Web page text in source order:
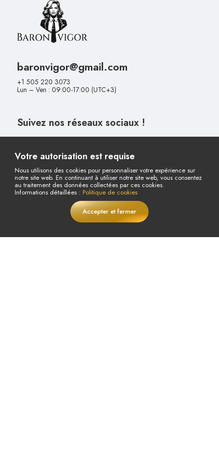
baronvigor@gmail.com
+1 505 220 3073
Lun – Ven : 09:00-17:00 (UTC+3)
Suivez nos réseaux sociaux !
Conditions d'Annulation et de
Contrat de Vente à Distance
Paiement et Livraison
Notice sur la Protection des
Votre autorisation est requise
Nous utilisons des cookies pour personnaliser votre expérience sur
notre site web. En continuant à utiliser notre site web, vous consentez
au traitement des données collectées par ces cookies.
Informations détaillées : Politique de cookies
Accepter et fermer